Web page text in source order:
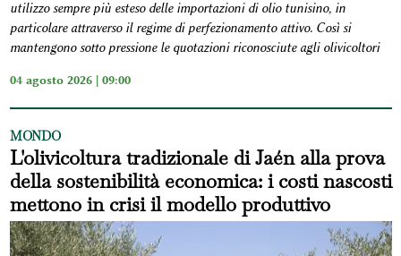
utilizzo sempre più esteso delle importazioni di olio tunisino, in
particolare attraverso il regime di perfezionamento attivo. Così si
mantengono sotto pressione le quotazioni riconosciute agli olivicoltori
04 agosto 2026 | 09:00
MONDO
L'olivicoltura tradizionale di Jaén alla prova
della sostenibilità economica: i costi nascosti
mettono in crisi il modello produttivo